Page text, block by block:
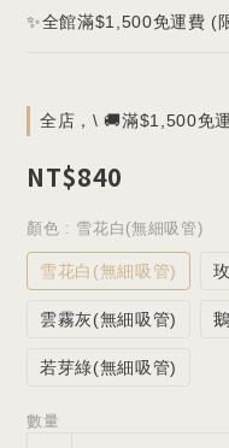
✨全館滿$1,500免運費 (
全店，\ 🚚滿$1,500免
NT$840
顏色 : 雪花白(無細吸管)
雪花白(無細吸管)
雲霧灰(無細吸管)
若芽綠(無細吸管)
數量